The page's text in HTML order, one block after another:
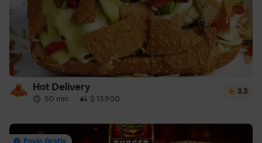
Hot Delivery
50 min · $ 13.900
3.3